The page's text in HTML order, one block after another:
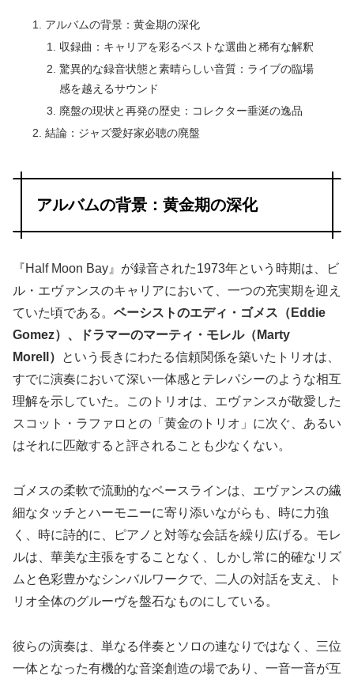
アルバムの背景：黄金期の深化
収録曲：キャリアを彩るベストな選曲と稀有な解釈
驚異的な録音状態と素晴らしい音質：ライブの臨場
感を越えるサウンド
廃盤の現状と再発の歴史：コレクター垂涎の逸品
結論：ジャズ愛好家必聴の廃盤
アルバムの背景：黄金期の深化
『Half Moon Bay』が録音された1973年という時期は、ビ
ル・エヴァンスのキャリアにおいて、一つの充実期を迎え
ていた頃である。 ベーシストのエディ・ゴメス（Eddie
Gomez）、ドラマーのマーティ・モレル（Marty
Morell）
という長きにわたる信頼関係を築いたトリオは、
すでに演奏において深い一体感とテレパシーのような相互
理解を示していた。このトリオは、エヴァンスが敬愛した
スコット・ラファロとの「黄金のトリオ」に次ぐ、あるい
はそれに匹敵すると評されることも少なくない。
ゴメスの柔軟で流動的なベースラインは、エヴァンスの繊
細なタッチとハーモニーに寄り添いながらも、時に力強
く、時に詩的に、ピアノと対等な会話を繰り広げる。モレ
ルは、華美な主張をすることなく、しかし常に的確なリズ
ムと色彩豊かなシンバルワークで、二人の対話を支え、ト
リオ全体のグルーヴを盤石なものにしている。
彼らの演奏は、単なる伴奏とソロの連なりではなく、三位
一体となった有機的な音楽創造の場であり、一音一音が互